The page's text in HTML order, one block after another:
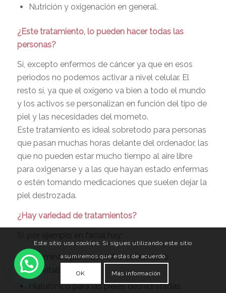
Nutrición y oxigenación en general.
¿Este tratamiento, lo pueden hacer todas las
personas?
Sí, excepto enfermos de cáncer ya que en esos
periodos no podemos activar a nivel celular. El
resto sí, ya que el oxigeno va bien a todo el mundo
y los activos se personalizan en función del tipo de
piel y las necesidades del mometo.
Este tratamiento es ideal sobretodo para personas
que pasan muchas horas delante del ordenador, las
que no pueden estar mucho tiempo al aire libre
para oxigenarse y a las que hayan estado enfermas
o estén tomando medicaciones que suelen dejar la
piel destrozada.
¿Hay variedad de tratamientos?
Vitamina c para las pieles asfixiadas o
desvitalizadas.
Hialurónico para las pieles deshidratadas.
Este sitio usa cookies. Si sigues utilizando este sitio
asumiremos que estás de acuerdo
OK Más información